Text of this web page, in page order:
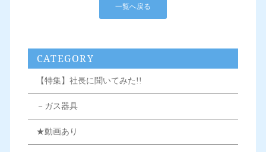
一覧へ戻る
CATEGORY
【特集】社長に聞いてみた!!
－ガス器具
★動画あり